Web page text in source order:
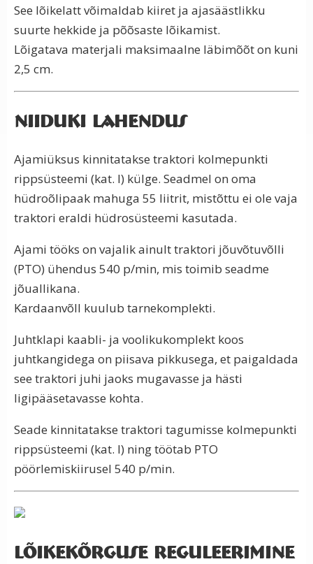
See lõikelatt võimaldab kiiret ja ajasäästlikku
suurte hekkide ja põõsaste lõikamist.
Lõigatava materjali maksimaalne läbimõõt on kuni
2,5 cm.
Niiduki lahendus
Ajamiüksus kinnitatakse traktori kolmepunkti
rippsüsteemi (kat. I) külge. Seadmel on oma
hüdroõlipaak mahuga 55 liitrit, mistõttu ei ole vaja
traktori eraldi hüdrosüsteemi kasutada.
Ajami tööks on vajalik ainult traktori jõuvõtuvõlli
(PTO) ühendus 540 p/min, mis toimib seadme
jõuallikana.
Kardaanvõll kuulub tarnekomplekti.
Juhtklapi kaabli- ja voolikukomplekt koos
juhtkangidega on piisava pikkusega, et paigaldada
see traktori juhi jaoks mugavasse ja hästi
ligipääsetavasse kohta.
Seade kinnitatakse traktori tagumisse kolmepunkti
rippsüsteemi (kat. I) ning töötab PTO
pöörlemiskiirusel 540 p/min.
Lõikekõrguse reguleerimine